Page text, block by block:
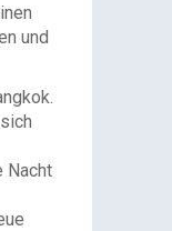
und
Nacht